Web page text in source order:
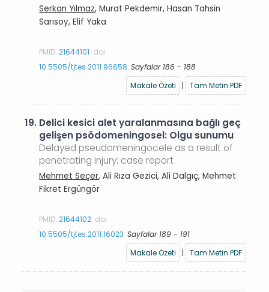
Serkan Yılmaz, Murat Pekdemir, Hasan Tahsin
Sarısoy, Elif Yaka
PMID:21644101 doi:
10.5505/tjtes.2011.96658 Sayfalar 186 - 188
Makale Özeti
| Tam Metin PDF
19. Delici kesici alet yaralanmasına bağlı geç
gelişen psödomeningosel: Olgu sunumu
Delayed pseudomeningocele as a result of
penetrating injury: case report
Mehmet Seçer, Ali Rıza Gezici, Ali Dalgıç, Mehmet
Fikret Ergüngör
PMID:21644102 doi:
10.5505/tjtes.2011.16023 Sayfalar 189 - 191
Makale Özeti
| Tam Metin PDF